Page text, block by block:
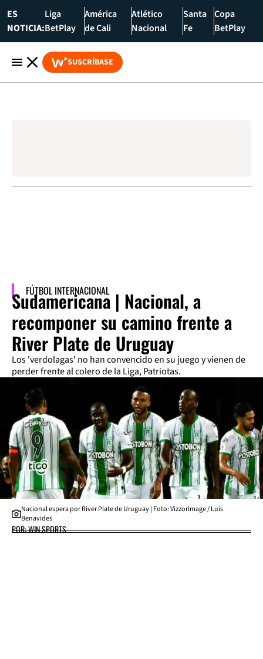
ES
NOTICIA:
Liga
BetPlay
América
de Cali
Atlético
Nacional
Santa
Fe
Copa
BetPlay
SUSCRÍBASE
FÚTBOL INTERNACIONAL
Sudamericana | Nacional, a
recomponer su camino frente a
River Plate de Uruguay
Los 'verdolagas' no han convencido en su juego y vienen de
perder frente al colero de la Liga, Patriotas.
Nacional espera por River Plate de Uruguay | Foto: VizzorImage / Luis
Benavides
POR: WIN SPORTS